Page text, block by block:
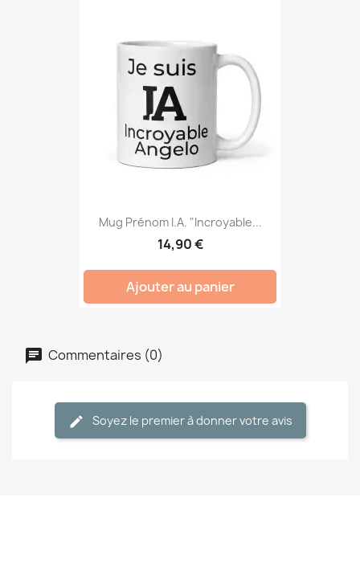
Mug Prénom I.A. "Incroyable...
14,90 €
Ajouter au panier
Commentaires (0)
Soyez le premier à donner votre avis